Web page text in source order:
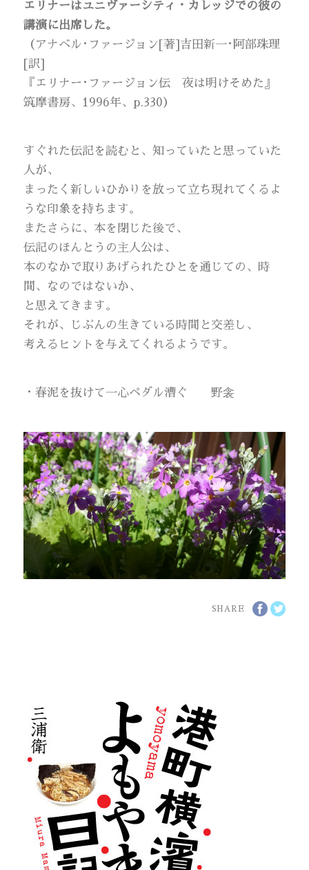
エリナーはユニヴァーシティ・カレッジでの彼の
講演に出席した。
（アナベル･ファージョン[著]吉田新一･阿部珠理
[訳]
『エリナー･ファージョン伝 夜は明けそめた』
筑摩書房、1996年、p.330）
すぐれた伝記を読むと、知っていたと思っていた
人が、
まったく新しいひかりを放って立ち現れてくるよ
うな印象を持ちます。
またさらに、本を閉じた後で、
伝記のほんとうの主人公は、
本のなかで取りあげられたひとを通じての、時
間、なのではないか、
と思えてきます。
それが、じぶんの生きている時間と交差し、
考えるヒントを与えてくれるようです。
・春泥を抜けて一心ペダル漕ぐ 野衾
SHARE